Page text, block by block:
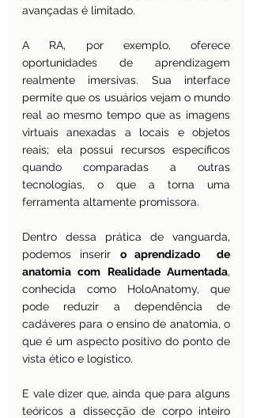
avançadas é limitado.
A RA, por exemplo, oferece
oportunidades de aprendizagem
realmente imersivas. Sua interface
permite que os usuários vejam o mundo
real ao mesmo tempo que as imagens
virtuais anexadas a locais e objetos
reais; ela possui recursos específicos
quando comparadas a outras
tecnologias, o que a torna uma
ferramenta altamente promissora.
Dentro dessa prática de vanguarda,
podemos inserir o aprendizado  de
anatomia com Realidade Aumentada,
conhecida como HoloAnatomy, que
pode reduzir a dependência de
cadáveres para o ensino de anatomia, o
que é um aspecto positivo do ponto de
vista ético e logístico.
E vale dizer que, ainda que para alguns
teóricos a dissecção de corpo inteiro